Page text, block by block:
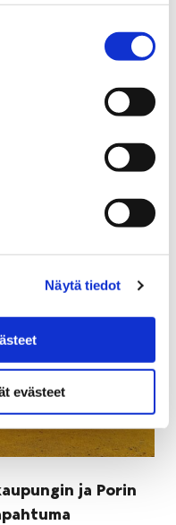
Näytä tiedot
evästeet
tilalle. Purku- ja
12. elokuuta
ja Porin